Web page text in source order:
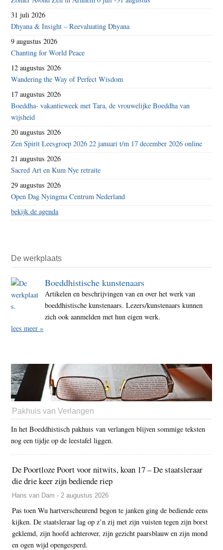
31 juli 2026
Dhyana & Insight – Reevaluating Dhyana
9 augustus 2026
Chanting for World Peace
12 augustus 2026
Wandering the Way of Perfect Wisdom
17 augustus 2026
Boeddha- vakantieweek met Tara, de vrouwelijke Boeddha van
wijsheid
20 augustus 2026
Zen Spirit Leesgroep 2026 22 januari t/m 17 december 2026 online
21 augustus 2026
Sacred Art en Kum Nye retraite
29 augustus 2026
Open Dag Nyingma Centrum Nederland
bekijk de agenda
De werkplaats
Boeddhistische kunstenaars
Artikelen en beschrijvingen van en over het werk van
boeddhistische kunstenaars. Lezers/kunstenaars kunnen
zich ook aanmelden met hun eigen werk.
lees meer »
Pakhuis van Verlangen
In het Boeddhistisch pakhuis van verlangen blijven sommige teksten
nog een tijdje op de leestafel liggen.
De Poortloze Poort voor nitwits, koan 17 – De staatsleraar
die drie keer zijn bediende riep
Hans van Dam - 2 augustus 2026
Pas toen Wu hartverscheurend begon te janken ging de bediende eens
kijken. De staatsleraar lag op z’n zij met zijn vuisten tegen zijn borst
geklemd, zijn hoofd achterover, zijn gezicht paarsblauw en zijn mond
en ogen wijd opengesperd.